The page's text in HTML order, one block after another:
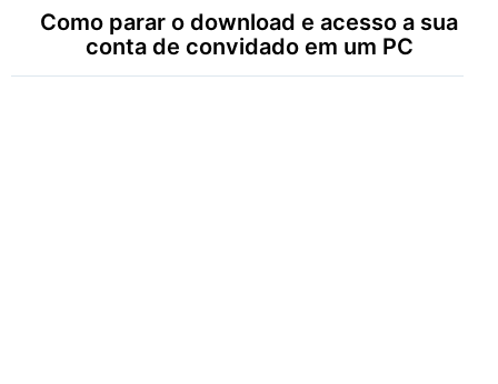
Como parar o download e acesso a sua
conta de convidado em um PC